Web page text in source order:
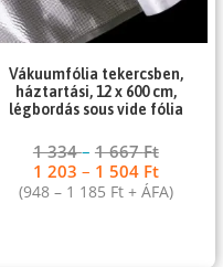
Vákuumfólia tekercsben,
háztartási, 12 x 600 cm,
légbordás sous vide fólia
1 334– 1 667Ft
1 203 – 1 504 Ft
(948 – 1 185 Ft+ ÁFA)